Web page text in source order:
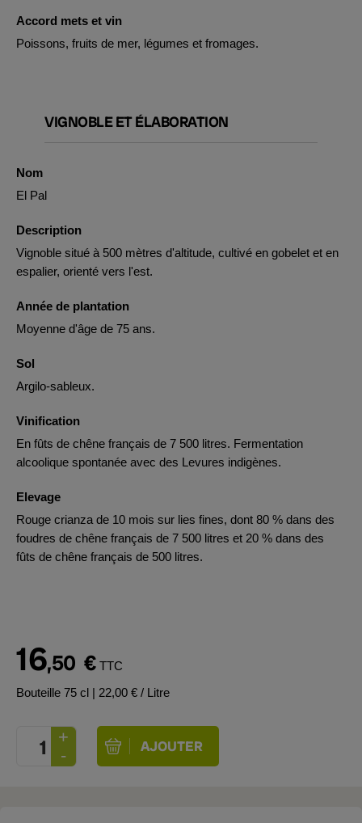
Accord mets et vin
Poissons, fruits de mer, légumes et fromages.
VIGNOBLE ET ÉLABORATION
Nom
El Pal
Description
Vignoble situé à 500 mètres d'altitude, cultivé en gobelet et en
espalier, orienté vers l'est.
Année de plantation
Moyenne d'âge de 75 ans.
Sol
Argilo-sableux.
Vinification
En fûts de chêne français de 7 500 litres. Fermentation
alcoolique spontanée avec des Levures indigènes.
Elevage
Rouge crianza de 10 mois sur lies fines, dont 80 % dans des
foudres de chêne français de 7 500 litres et 20 % dans des
fûts de chêne français de 500 litres.
16,50 € TTC
Bouteille 75 cl | 22,00 € / Litre